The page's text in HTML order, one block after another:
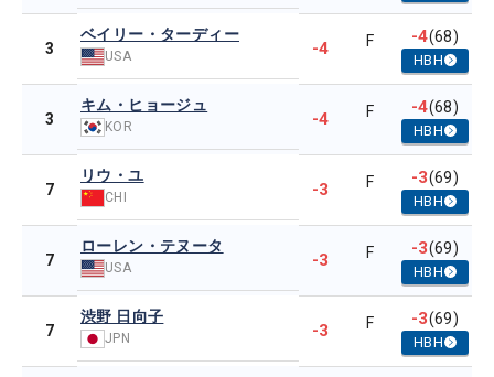
3
ベイリー・ターディー
USA -4 F -4(68)
HBH
3
キム・ヒョージュ
KOR -4 F -4(68)
HBH
7
リウ・ユ
CHI -3 F -3(69)
HBH
7
ローレン・テヌータ
USA -3 F -3(69)
HBH
7
渋野 日向子
JPN -3 F -3(69)
HBH